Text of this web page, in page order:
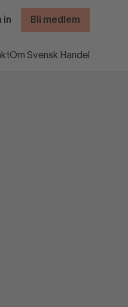
in Bli medlem
Om Svensk Handel